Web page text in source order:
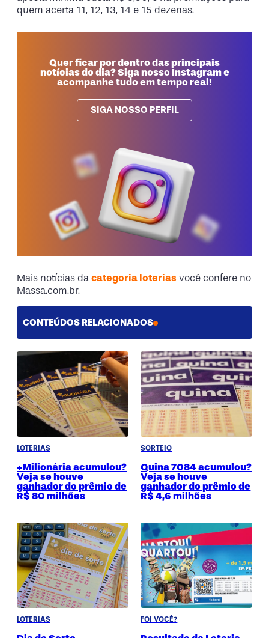
quem acerta 11, 12, 13, 14 e 15 dezenas.
Quer ficar por dentro das principais
notícias do dia? Siga nosso Instagram e
acompanhe tudo em tempo real!
SIGA NOSSO PERFIL
Mais notícias da categoria loterias você confere no
Massa.com.br.
CONTEÚDOS RELACIONADOS
LOTERIAS
+Milionária acumulou?
Veja se houve
ganhador do prêmio de
R$ 80 milhões
SORTEIO
Quina 7084 acumulou?
Veja se houve
ganhador do prêmio de
R$ 4,6 milhões
LOTERIAS FOI VOCÊ?